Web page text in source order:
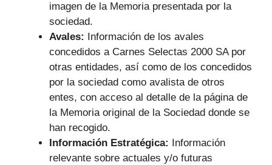
imagen de la Memoria presentada por la
sociedad.
Avales: Información de los avales
concedidos a Carnes Selectas 2000 SA por
otras entidades, así como de los concedidos
por la sociedad como avalista de otros
entes, con acceso al detalle de la página de
la Memoria original de la Sociedad donde se
han recogido.
Información Estratégica: Información
relevante sobre actuales y/o futuras